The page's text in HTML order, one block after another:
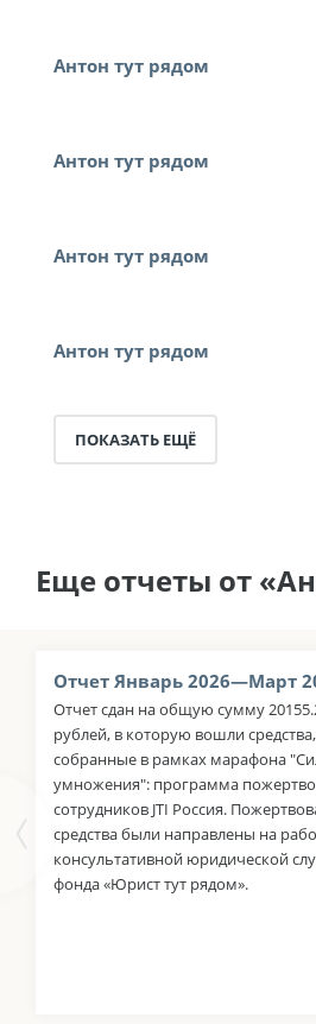
Антон тут рядом
Антон тут рядом
Антон тут рядом
Антон тут рядом
ПОКАЗАТЬ ЕЩЁ
Еще отчеты от
Отчет Январь 2026—Март
Отчет сдан на общую сумму
рублей, в которую вошли средства,
собранные в рамках марафона
умножения": программа
сотрудников JTI Россия.
средства были направлены на
консультативной юридической
фонда «Юрист тут рядом».